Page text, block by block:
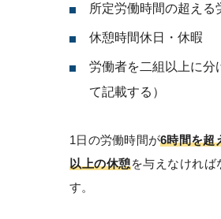
所定労働時間の超え
休憩時間休日・休暇
労働者を二組以上に分
て記載する）
1日の労働時間が6時間を超
以上の休憩を与えなければ
す。